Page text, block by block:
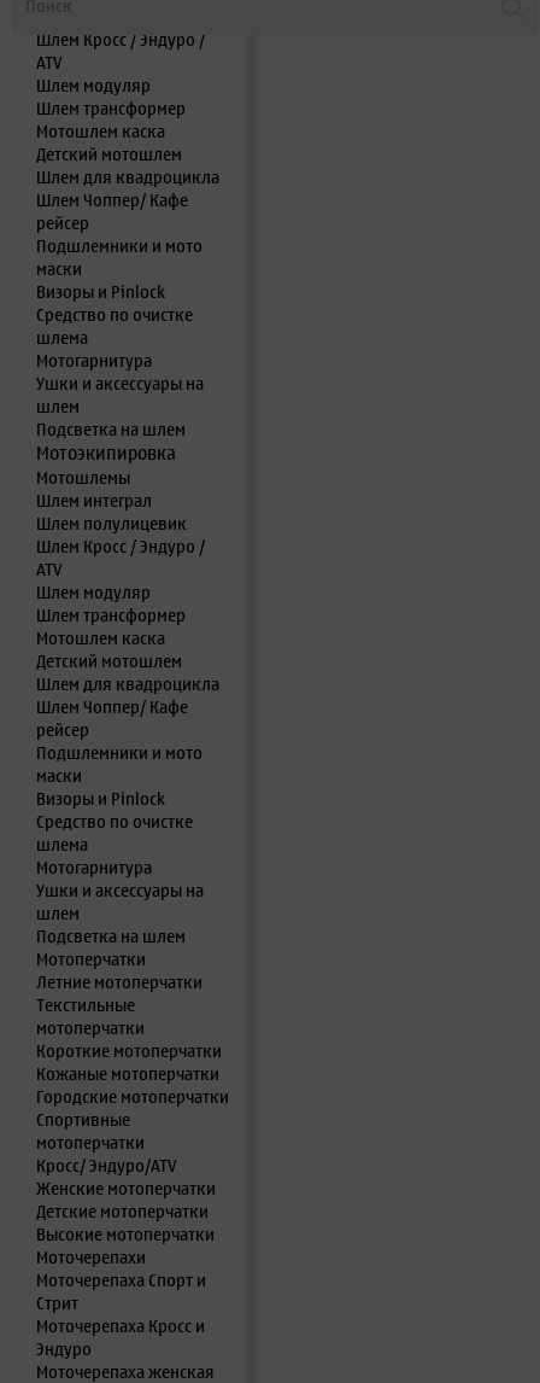
Шлем полулицевик
Шлем Кросс / Эндуро /
ATV
Шлем модуляр
Шлем трансформер
Мотошлем каска
Детский мотошлем
Шлем для квадроцикла
Шлем Чоппер/ Кафе
рейсер
Подшлемники и мото
маски
Визоры и Pinlock
Средство по очистке
шлема
Мотогарнитура
Ушки и аксессуары на
шлем
Подсветка на шлем
Мотоэкипировка
Мотошлемы
Шлем интеграл
Шлем полулицевик
Шлем Кросс / Эндуро /
ATV
Шлем модуляр
Шлем трансформер
Мотошлем каска
Детский мотошлем
Шлем для квадроцикла
Шлем Чоппер/ Кафе
рейсер
Подшлемники и мото
маски
Визоры и Pinlock
Средство по очистке
шлема
Мотогарнитура
Ушки и аксессуары на
шлем
Подсветка на шлем
Мотоперчатки
Летние мотоперчатки
Текстильные
мотоперчатки
Короткие мотоперчатки
Кожаные мотоперчатки
Городские мотоперчатки
Спортивные
мотоперчатки
Кросс/ Эндуро/ATV
Женские мотоперчатки
Детские мотоперчатки
Высокие мотоперчатки
Моточерепахи
Моточерепаха Спорт и
Стрит
Моточерепаха Кросс и
Эндуро
Моточерепаха женская